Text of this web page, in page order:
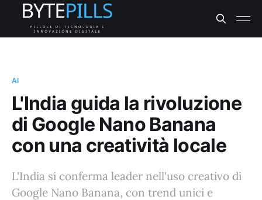
AI
L'India guida la rivoluzione
di Google Nano Banana
con una creatività locale
L'India si conferma leader nell'uso creativo di
Google Nano Banana, con trend unici e